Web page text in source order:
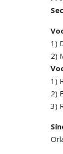
1)
2)
1)
2)
3)